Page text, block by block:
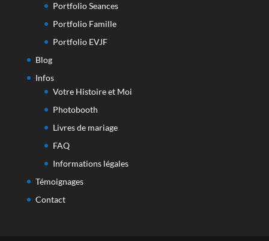
Portfolio Seances
Portfolio Famille
Portfolio EVJF
Blog
Infos
Votre Histoire et Moi
Photobooth
Livres de mariage
FAQ
Informations légales
Témoignages
Contact